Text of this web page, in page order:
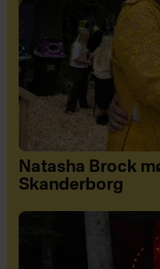
Natasha Brock
Skanderborg